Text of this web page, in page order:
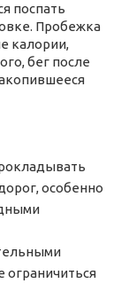
поспать
Пробежка
калории,
бег после
особенно
ограничиться